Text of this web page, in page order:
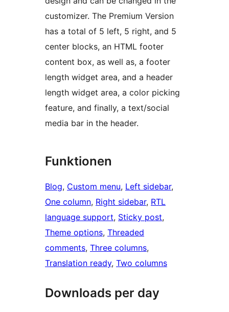
customizer. The Premium Version
has a total of 5 left, 5 right, and 5
center blocks, an HTML footer
content box, as well as, a footer
length widget area, and a header
length widget area, a color picking
feature, and finally, a text/social
media bar in the header.
Funktionen
Blog, Custom menu, Left sidebar
One column, Right sidebar, RTL
language support, Sticky post
Theme options, Threaded
comments, Three columns
Translation ready, Two columns
Downloads per day